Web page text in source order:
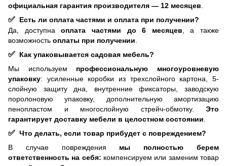
официальная гарантия производителя — 12 месяцев
✅ Есть ли оплата частями и оплата при получении?
Да, доступнаоплата частями до 6 месяцев , а также
возможность оплаты при получении
✅ Как упаковывается садовая мебель?
Мы используем профессиональную многоуровневую
упаковку: усиленные коробки из трехслойного картона, 5-
слойную защиту дна, внутренние фиксаторы, заводскую
поролоновую упаковку, дополнительную амортизацию
пенопластом и многослойную стрейч-обмотку. Это
гарантирует доставку мебели в целостном состоянии
✅ Что делать, если товар прибудет с повреждением?
В случае повреждения мы полностью берем
ответственность на себя: компенсируем или заменим товар